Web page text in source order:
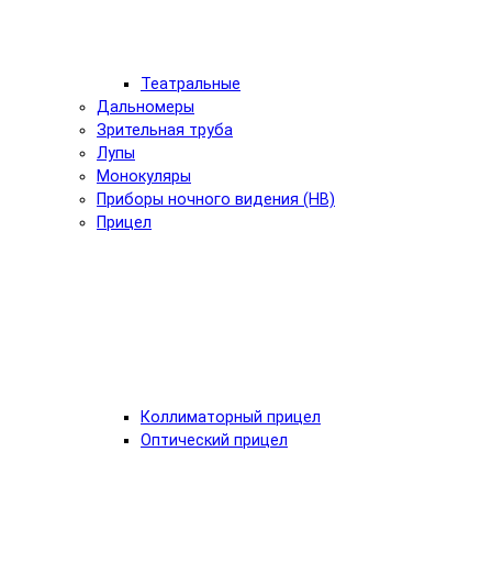
Театральные
Дальномеры
Зрительная труба
Лупы
Монокуляры
Приборы ночного видения (НВ)
Прицел
Коллиматорный прицел
Оптический прицел